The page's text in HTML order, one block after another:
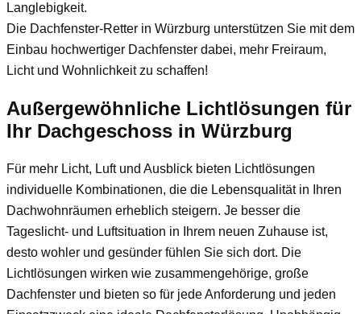
Langlebigkeit.
Die Dachfenster-Retter in Würzburg unterstützen Sie mit dem
Einbau hochwertiger Dachfenster dabei, mehr Freiraum,
Licht und Wohnlichkeit zu schaffen!
Außergewöhnliche Lichtlösungen für
Ihr Dachgeschoss in Würzburg
Für mehr Licht, Luft und Ausblick bieten Lichtlösungen
individuelle Kombinationen, die die Lebensqualität in Ihren
Dachwohnräumen erheblich steigern. Je besser die
Tageslicht- und Luftsituation in Ihrem neuen Zuhause ist,
desto wohler und gesünder fühlen Sie sich dort. Die
Lichtlösungen wirken wie zusammengehörige, große
Dachfenster und bieten so für jede Anforderung und jeden